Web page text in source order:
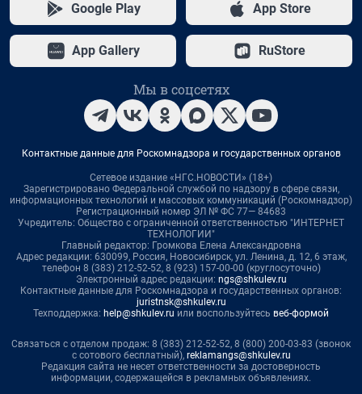
Google Play App Store
App Gallery RuStore
Мы в соцсетях
Контактные данные для Роскомнадзора и государственных органов
Сетевое издание «НГС.НОВОСТИ» (18+)
Зарегистрировано Федеральной службой по надзору в сфере связи,
информационных технологий и массовых коммуникаций (Роскомнадзор)
Регистрационный номер ЭЛ № ФС 77— 84683
Учредитель: Общество с ограниченной ответственностью "ИНТЕРНЕТ
ТЕХНОЛОГИИ"
Главный редактор: Громкова Елена Александровна
Адрес редакции: 630099, Россия, Новосибирск, ул. Ленина, д. 12, 6 этаж,
телефон 8 (383) 212-52-52, 8 (923) 157-00-00 (круглосуточно)
Электронный адрес редакции: ngs@shkulev.ru
Контактные данные для Роскомнадзора и государственных органов:
juristnsk@shkulev.ru
Техподдержка: help@shkulev.ru или воспользуйтесь веб-формой
Связаться с отделом продаж: 8 (383) 212-52-52, 8 (800) 200-03-83 (звонок
с сотового бесплатный), reklamangs@shkulev.ru
Редакция сайта не несет ответственности за достоверность
информации, содержащейся в рекламных объявлениях.